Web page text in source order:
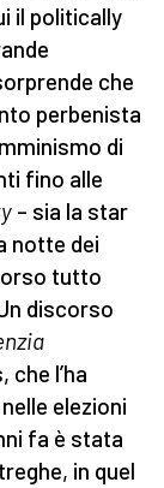
il politically
che
perbenista
di
fino alle
– sia la star
notte dei
tutto
discorso
che l’ha
elezioni
fa è stata
in quel